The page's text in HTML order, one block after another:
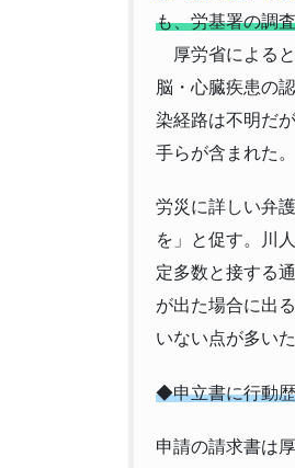
も、労基署の調
厚労省によると
脳・心臓疾患の
染経路は不明だ
手らが含まれた。
労災に詳しい弁
を」と促す。川
定多数と接する
が出た場合に出
いない点が多い
◆申立書に行動
申請の請求書は